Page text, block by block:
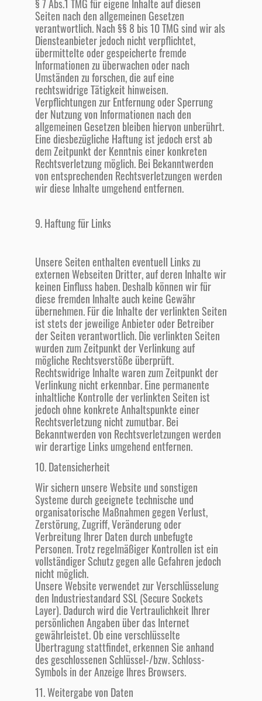
§ 7 Abs.1 TMG für eigene Inhalte auf diesen
Seiten nach den allgemeinen Gesetzen
verantwortlich. Nach §§ 8 bis 10 TMG sind wir als
Diensteanbieter jedoch nicht verpflichtet,
übermittelte oder gespeicherte fremde
Informationen zu überwachen oder nach
Umständen zu forschen, die auf eine
rechtswidrige Tätigkeit hinweisen.
Verpflichtungen zur Entfernung oder Sperrung
der Nutzung von Informationen nach den
allgemeinen Gesetzen bleiben hiervon unberührt.
Eine diesbezügliche Haftung ist jedoch erst ab
dem Zeitpunkt der Kenntnis einer konkreten
Rechtsverletzung möglich. Bei Bekanntwerden
von entsprechenden Rechtsverletzungen werden
wir diese Inhalte umgehend entfernen.
9. Haftung für Links
Unsere Seiten enthalten eventuell Links zu
externen Webseiten Dritter, auf deren Inhalte wir
keinen Einfluss haben. Deshalb können wir für
diese fremden Inhalte auch keine Gewähr
übernehmen. Für die Inhalte der verlinkten Seiten
ist stets der jeweilige Anbieter oder Betreiber
der Seiten verantwortlich. Die verlinkten Seiten
wurden zum Zeitpunkt der Verlinkung auf
mögliche Rechtsverstöße überprüft.
Rechtswidrige Inhalte waren zum Zeitpunkt der
Verlinkung nicht erkennbar. Eine permanente
inhaltliche Kontrolle der verlinkten Seiten ist
jedoch ohne konkrete Anhaltspunkte einer
Rechtsverletzung nicht zumutbar. Bei
Bekanntwerden von Rechtsverletzungen werden
wir derartige Links umgehend entfernen.
10. Datensicherheit
Wir sichern unsere Website und sonstigen
Systeme durch geeignete technische und
organisatorische Maßnahmen gegen Verlust,
Zerstörung, Zugriff, Veränderung oder
Verbreitung Ihrer Daten durch unbefugte
Personen. Trotz regelmäßiger Kontrollen ist ein
vollständiger Schutz gegen alle Gefahren jedoch
nicht möglich.
Unsere Website verwendet zur Verschlüsselung
den Industriestandard SSL (Secure Sockets
Layer). Dadurch wird die Vertraulichkeit Ihrer
persönlichen Angaben über das Internet
gewährleistet. Ob eine verschlüsselte
Übertragung stattfindet, erkennen Sie anhand
des geschlossenen Schlüssel-/bzw. Schloss-
Symbols in der Anzeige Ihres Browsers.
11. Weitergabe von Daten